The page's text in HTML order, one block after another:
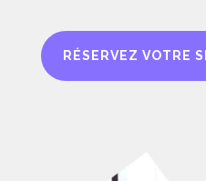
RÉSERVEZ VOTRE